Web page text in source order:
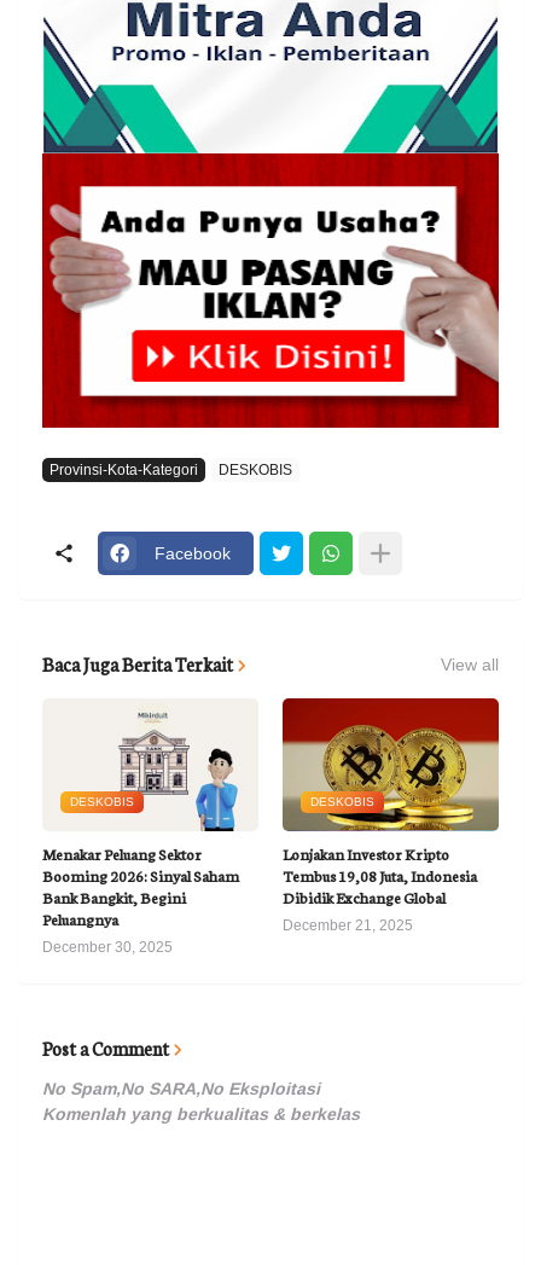
Provinsi-Kota-Kategori DESKOBIS
Facebook
Baca Juga Berita Terkait View all
DESKOBIS
Menakar Peluang Sektor
Booming 2026: Sinyal Saham
Bank Bangkit, Begini
Peluangnya
December 30, 2025
DESKOBIS
Lonjakan Investor Kripto
Tembus 19,08 Juta, Indonesia
Dibidik Exchange Global
December 21, 2025
Post a Comment
No Spam,No SARA,No Eksploitasi
Komenlah yang berkualitas & berkelas